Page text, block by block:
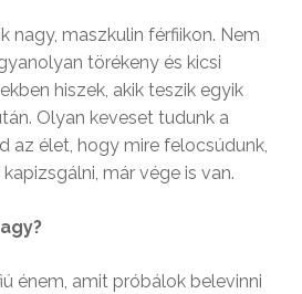
nagy, maszkulin férfiikon. Nem
törékeny és kicsi
hiszek, akik teszik egyik
Olyan keveset tudunk a
az élet, hogy mire felocsúdunk,
már vége is van.
énem, amit próbálok belevinni